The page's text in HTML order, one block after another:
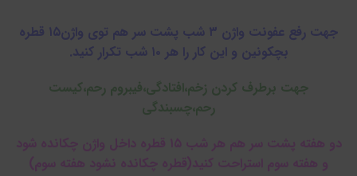
جهت رفع عفونت واژن ۳ شب پشت سر هم توی واژن۱۵ قطره
بچکونین و این کار را هر ۱۰ شب تکرار کنید.
جهت برطرف کردن زخم،افتادگی،فیبروم رحم،کیست
رحم،چسبندگی
دو هفته پشت سر هم هر شب ۱۵ قطره داخل واژن چکانده شود
و هفته سوم استراحت کنید(قطره چکانده نشود هفته سوم)